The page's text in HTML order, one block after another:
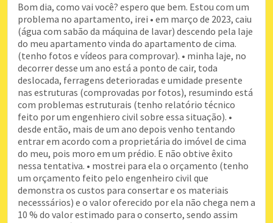
Bom dia, como vai você? espero que bem. Estou com um
problema no apartamento, irei • em março de 2023, caiu
(água com sabão da máquina de lavar) descendo pela laje
do meu apartamento vinda do apartamento de cima.
(tenho fotos e vídeos para comprovar). • minha laje, no
decorrer desse um ano está a ponto de cair, toda
deslocada, ferragens deterioradas e umidade presente
nas estruturas (comprovadas por fotos), resumindo está
com problemas estruturais (tenho relatório técnico
feito por um engenhiero civil sobre essa situação). •
desde então, mais de um ano depois venho tentando
entrar em acordo com a proprietária do imóvel de cima
do meu, pois moro em um prédio. E não obtive êxito
nessa tentativa. • mostrei para ela o orçamento (tenho
um orçamento feito pelo engenheiro civil que
demonstra os custos para consertar e os materiais
necesssários) e o valor oferecido por ela não chega nem a
10 % do valor estimado para o conserto, sendo assim